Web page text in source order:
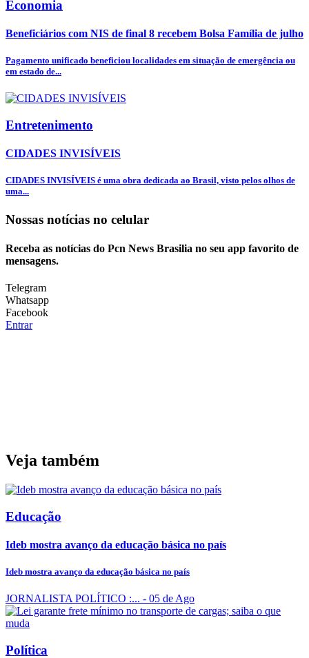
Economia
Beneficiários com NIS de final 8 recebem Bolsa Família de julho
Pagamento unificado beneficiou localidades em situação de emergência ou
em estado de...
Entretenimento
CIDADES INVISÍVEIS
CIDADES INVISÍVEIS é uma obra dedicada ao Brasil, visto pelos olhos de
uma...
Nossas notícias no celular
Receba as notícias do Pcn News Brasilia no seu app favorito de
mensagens.
Telegram
Whatsapp
Facebook
Entrar
Veja também
Educação
Ideb mostra avanço da educação básica no país
Ideb mostra avanço da educação básica no país
JORNALISTA POLÍTICO :... - 05 de Ago
Política